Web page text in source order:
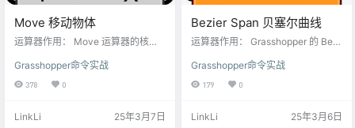
Move 移动物体
运算器作用： Move 运算器的核心
的向量方向进行平移，从而改变其
在三维空间中的位置。这里的几何
G端口： 输入几何物体，在Grassho
Grasshopper命令实战
378 0
LinkLi 25年3月7日
Bezier Span 贝塞尔曲线
运算器作用： Grasshopper 的 Bezi
（Bezier Curve）的一段，即由控
制点定义的一条平滑曲线。它基于
模、造型控制等场景。 输入参数：
Grasshopper命令实战
179 0
LinkLi 25年3月6日